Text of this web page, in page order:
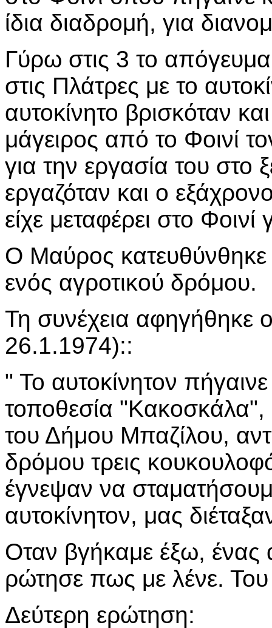
ίδια διαδρομή, για
Γύρω στις 3 το απόγευμα
στις Πλάτρες με το
αυτοκίνητο βρισκόταν
μάγειρος από το Φοινί
για την εργασία του
εργαζόταν και ο
είχε μεταφέρει στο
Ο Μαύρος
ενός αγροτικού δρόμου.
Τη συνέχεια αφηγήθηκε
26.1.1974)::
" Το αυτοκίνητον
τοποθεσία "Κακοσκάλα",
του Δήμου Μπαζίλου,
δρόμου τρεις
έγνεψαν να
αυτοκίνητον, μας
Οταν βγήκαμε έξω,
ρώτησε πως με λένε.
Δεύτερη ερώτηση: